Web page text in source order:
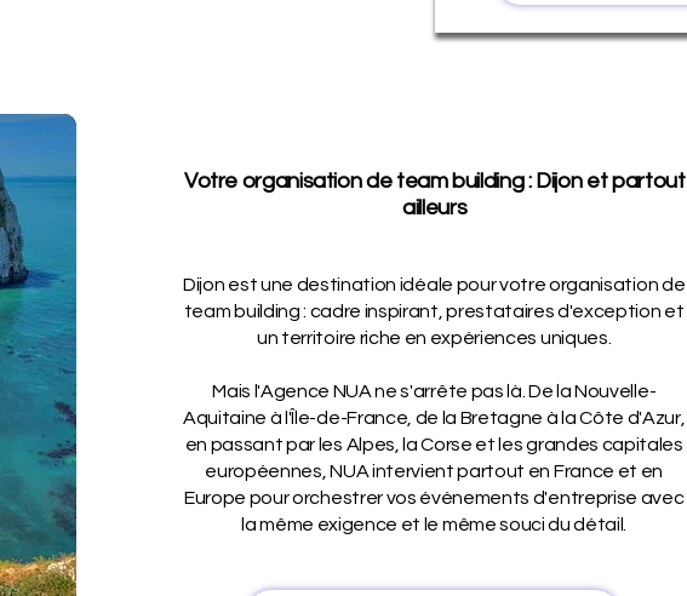
Votre organisation de team building : Dijon et partout
ailleurs
Dijon est une destination idéale pour votre organisation de
team building : cadre inspirant, prestataires d'exception et
un territoire riche en expériences uniques.
Mais l'Agence NUA ne s'arrête pas là. De la Nouvelle-
Aquitaine à l'Île-de-France, de la Bretagne à la Côte d'Azur,
en passant par les Alpes, la Corse et les grandes capitales
européennes, NUA intervient partout en France et en
Europe pour orchestrer vos événements d'entreprise avec
la même exigence et le même souci du détail.